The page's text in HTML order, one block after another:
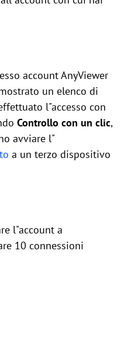
account AnyViewer
un elenco di
l"accesso con
Controllo con un clic,
avviare l"
a un terzo dispositivo
l"account a
10 connessioni